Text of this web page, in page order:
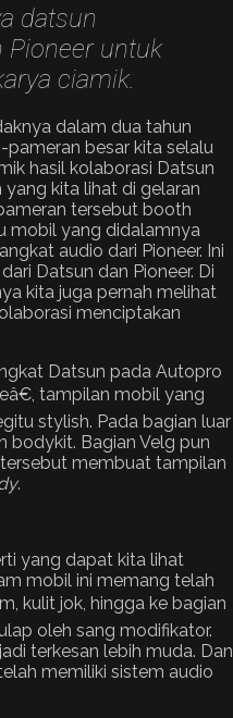
datsun
Pioneer untuk
ciamik.
dalam dua tahun
pameran besar kita selalu
hasil kolaborasi Datsun
yang kita lihat di gelaran
tersebut booth
mobil yang didalamnya
audio dari Pioneer. Ini
Datsun dan Pioneer. Di
kita juga pernah melihat
menciptakan
Datsun pada Autopro
tampilan mobil yang
stylish. Pada bagian luar
bodykit. Bagian Velg pun
membuat tampilan
.
yang dapat kita lihat
mobil ini memang telah
kulit jok, hingga ke bagian
oleh sang modifikator.
terkesan lebih muda. Dan
memiliki sistem audio